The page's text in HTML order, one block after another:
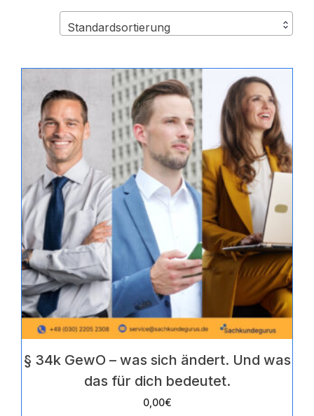
Standardsortierung
§ 34k GewO – was sich ändert. Und was
das für dich bedeutet.
0,00€